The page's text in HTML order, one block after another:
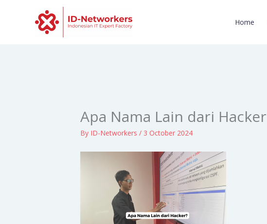
Home
Apa Nama Lain dari Hacker
By ID-Networkers/ 3 October 2024